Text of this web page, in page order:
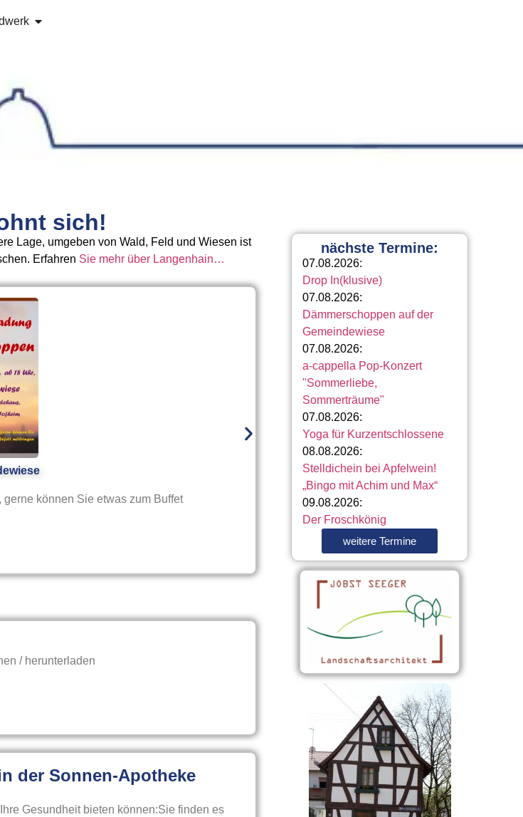
sich!
Lage, umgeben von Wald, Feld und Wiesen ist
Erfahren Sie mehr über Langenhain…
können Sie etwas zum Buffet
07.08.2026 @ 19:30 – Hallo liebe Freunde
Hacker, Andrea Post, Matthias Post und |
/ herunterladen
der Sonnen-Apotheke
Gesundheit bieten können:Sie finden es
nächste Termine:
07.08.2026:
Drop In(klusive)
07.08.2026:
Dämmerschoppen auf der
Gemeindewiese
07.08.2026:
a-cappella Pop-Konzert
"Sommerliebe,
Sommerträume"
07.08.2026:
Yoga für Kurzentschlossene
08.08.2026:
Stelldichein bei Apfelwein!
„Bingo mit Achim und Max“
09.08.2026:
Der Froschkönig
weitere Termine